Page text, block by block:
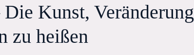
Kunst, Veränderung
zu heißen